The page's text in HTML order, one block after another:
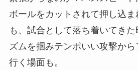
ボールをカットされて押し込ま
も、試合として落ち着いてき
ズムを掴みテンポいい攻撃か
行く場面も。